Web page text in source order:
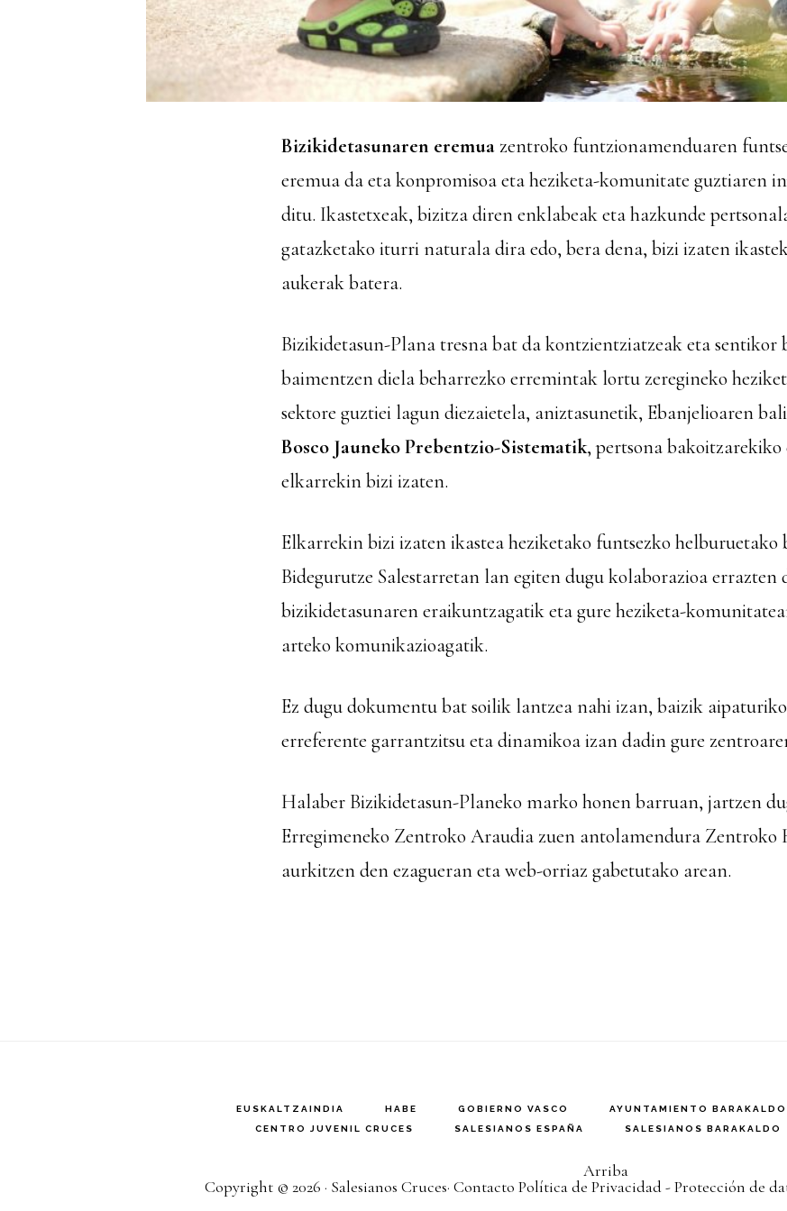
Bizikidetasunaren eremua zentroko funtzionamenduaren
eremua da eta konpromisoa eta heziketa-komunitate guztiaren
ditu. Ikastetxeak, bizitza diren enklabeak eta hazkunde
gatazketako iturri naturala dira edo, bera dena, bizi izaten
aukerak batera.
Bizikidetasun-Planatresna bat da kontzientziatzeak eta sentikor
baimentzen diela beharrezko erremintak lortu zeregineko
sektore guztiei lagun diezaietela, aniztasunetik, Ebanjelioaren
Bosco Jauneko Prebentzio-Sistematik, pertsona
elkarrekin bizi izaten.
Elkarrekin bizi izaten ikastea heziketako funtsezkohelburuetako
Bidegurutze Salestarretan lan egiten dugu kolaborazioa errazten
bizikidetasunareneraikuntzagatik eta gure heziketa-
arteko komunikazioagatik.
Ez dugu dokumentu bat soilik lantzea nahi izan, baizik
erreferente garrantzitsu eta dinamikoa izan dadin gure
Halaber Bizikidetasun-Planekomarko honen barruan, jartzen
Erregimeneko ZentrokoAraudia zuen antolamendura Zentroko
aurkitzen den ezagueran eta web-orriaz gabetutako arean.
EUSKALTZAINDIA HABE GOBIERNO VASCO AYUNTAMIENTO BARAKALDO
CENTRO JUVENIL CRUCES
SALESIANOS ESPAÑA SALESIANOS BARAKALDO
Arriba
Copyright © 2026 · Salesianos Cruces· Contacto Política de Privacidad - Protección de